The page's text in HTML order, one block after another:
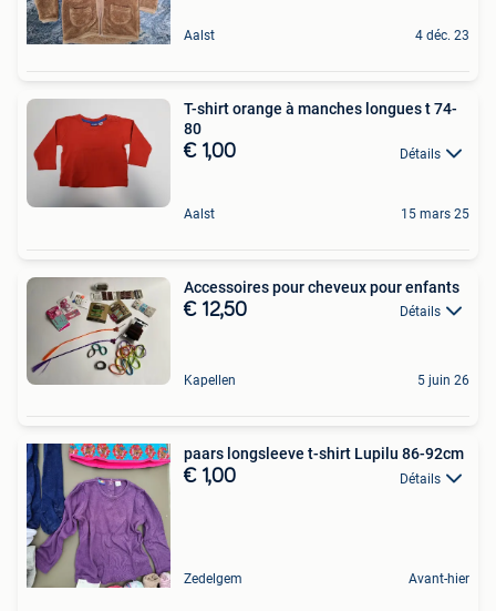
Aalst 4 déc. 23
T-shirt orange à manches longues t 74-
80
€ 1,00 Détails
Aalst 15 mars 25
Accessoires pour cheveux pour enfants
€ 12,50 Détails
Kapellen 5 juin 26
paars longsleeve t-shirt Lupilu 86-92cm
€ 1,00 Détails
Zedelgem Avant-hier